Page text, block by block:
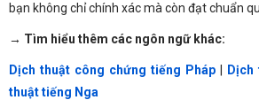
bạn không chỉ chính xác mà còn đạt chuẩn
→ Tìm hiểu thêm các ngôn ngữ khác:
Dịch thuật công chứng tiếng Pháp
thuật tiếng Nga